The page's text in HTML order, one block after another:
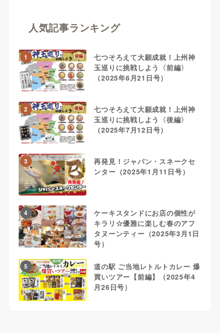
人気記事ランキング
1
七つそろえて大願成就！上州神
玉巡りに挑戦しよう〈前編〉
（2025年6月21日号）
2
七つそろえて大願成就！上州神
玉巡りに挑戦しよう〈後編〉
（2025年7月12日号）
3
再発見！ジャパン・スネークセ
ンター（2025年1月11日号）
4
ケーキスタンドにお店の個性が
キラリ☆優雅に楽しむ春のアフ
タヌーンティー（2025年3月1日
号）
5
道の駅 ご当地レトルトカレー 爆
買いツアー【前編】（2025年4
月26日号）